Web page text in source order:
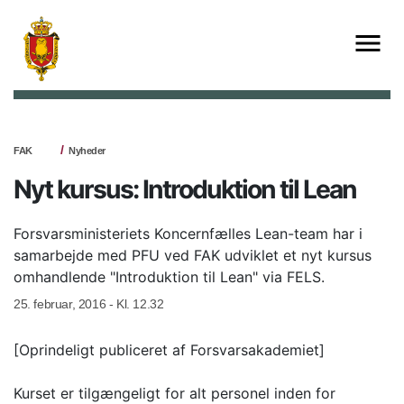
FAK Nyheder
Nyt kursus: Introduktion til Lean
Forsvarsministeriets Koncernfælles Lean-team har i
samarbejde med PFU ved FAK udviklet et nyt kursus
omhandlende "Introduktion til Lean" via FELS.
25. februar, 2016 - Kl. 12.32
[Oprindeligt publiceret af Forsvarsakademiet]
Kurset er tilgængeligt for alt personel inden for